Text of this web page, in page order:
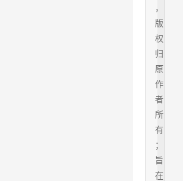
，
版
权
归
原
作
者
所
有
；
旨
在